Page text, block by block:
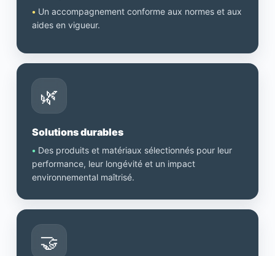
• Un accompagnement conforme aux normes et aux
aides en vigueur.
🌿
Solutions durables
• Des produits et matériaux sélectionnés pour leur
performance, leur longévité et un impact
environnemental maîtrisé.
🤝